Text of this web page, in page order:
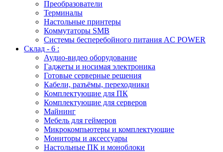
Преобразователи
Терминалы
Настольные принтеры
Коммутаторы SMB
Системы бесперебойного питания AC POWER
Склад - 6 :
Аудио-видео оборудование
Гаджеты и носимая электроника
Готовые серверные решения
Кабели, разъёмы, переходники
Комплектующие для ПК
Комплектующие для серверов
Майнинг
Мебель для геймеров
Микрокомпьютеры и комплектующие
Мониторы и аксессуары
Настольные ПК и моноблоки